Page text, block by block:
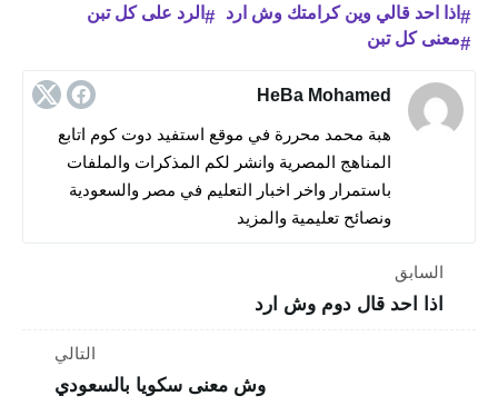
اذا احد قالي وين كرامتك وش ارد
الرد على كل تبن
معنى كل تبن
HeBa Mohamed
هبة محمد محررة في موقع استفيد دوت كوم اتابع
المناهج المصرية وانشر لكم المذكرات والملفات
باستمرار واخر اخبار التعليم في مصر والسعودية
ونصائح تعليمية والمزيد
السابق
اذا احد قال دوم وش ارد
التالي
وش معنى سكويا بالسعودي